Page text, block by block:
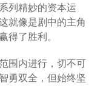
列精妙的资本运
就像是剧中的主角
得了胜利。
围内进行，切不可
勇双全，但始终坚